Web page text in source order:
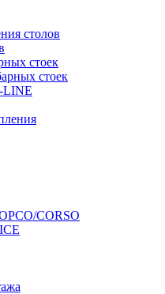
столов
стоек
стоек
LINE
CORSO